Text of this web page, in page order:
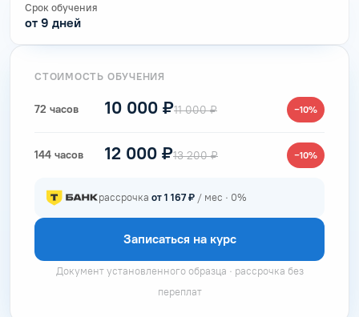
Срок обучения
от 9 дней
СТОИМОСТЬ ОБУЧЕНИЯ
72 часов 10 000 ₽11 000 ₽ −10%
144 часов 12 000 ₽13 200 ₽ −10%
рассрочка от 1 167 ₽ / мес · 0%
Записаться на курс
Документ установленного образца · рассрочка без
переплат